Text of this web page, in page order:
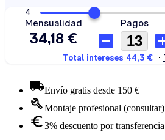
Envío gratis desde 150 €
Montaje profesional (consultar)
3% descuento por transferencia